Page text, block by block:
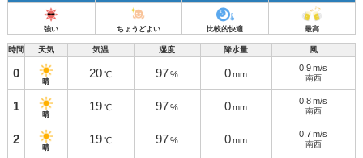
強い ちょうどよい 比較的快適 最高
時間 天気 気温 湿度 降水量 風
0
晴
20 ℃ 97 % 0 mm
0.9 m/s
南西
1
晴
19 ℃ 97 % 0 mm
0.8 m/s
南西
2
晴
19 ℃ 97 % 0 mm
0.7 m/s
南西